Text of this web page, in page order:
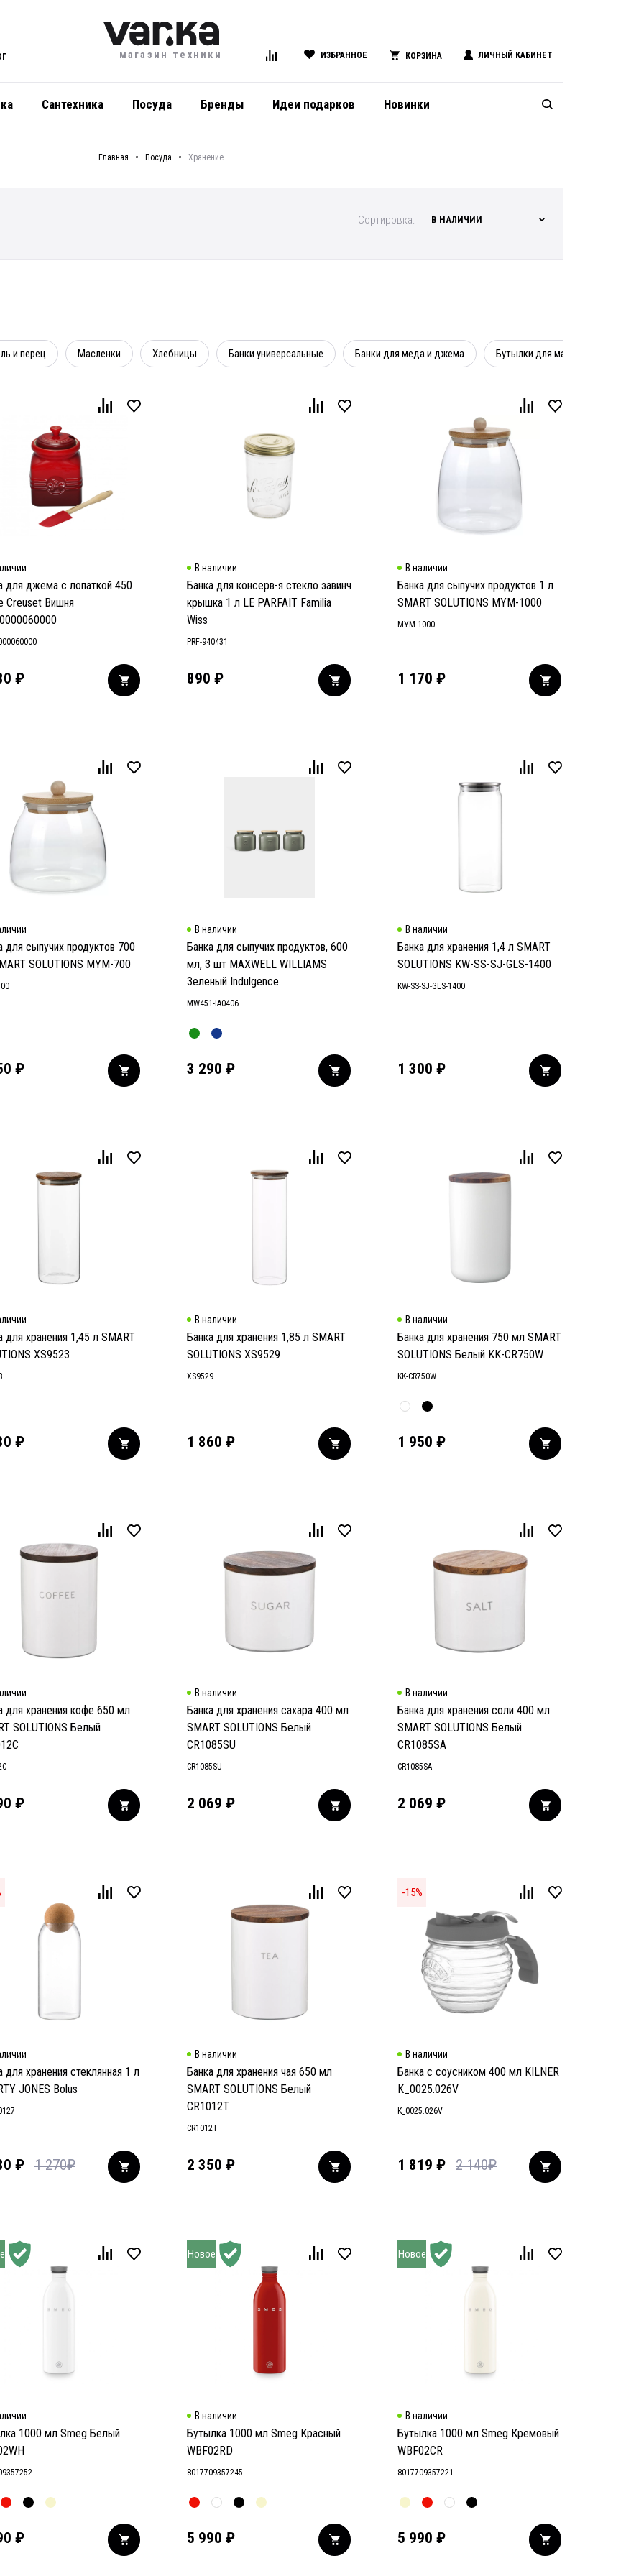
магазин техники ИЗБРАННОЕ КОРЗИНА ЛИЧНЫЙ КАБИНЕТ
Сантехника Посуда Бренды Идеи подарков Новинки
Главная Посуда Хранение
Сортировка: В НАЛИЧИИ
и перец Масленки Хлебницы Банки универсальные Банки для меда и джема Бутылки для масла и уксуса
для джема с лопаткой 450
Creuset Вишня
₽
В наличии
Банка для консерв-я стекло завинч
крышка 1 л LE PARFAIT Familia
Wiss
PRF-940431
890 ₽
В наличии
Банка для сыпучих продуктов 1 л
SMART SOLUTIONS MYM-1000
MYM-1000
1 170 ₽
для сыпучих продуктов 700
SOLUTIONS MYM-700
₽
В наличии
Банка для сыпучих продуктов, 600
мл, 3 шт MAXWELL WILLIAMS
Зеленый Indulgence
MW451-IA0406
3 290 ₽
В наличии
Банка для хранения 1,4 л SMART
SOLUTIONS KW-SS-SJ-GLS-1400
KW-SS-SJ-GLS-1400
1 300 ₽
для хранения 1,45 л SMART
XS9523
₽
В наличии
Банка для хранения 1,85 л SMART
SOLUTIONS XS9529
XS9529
1 860 ₽
В наличии
Банка для хранения 750 мл SMART
SOLUTIONS Белый KK-CR750W
KK-CR750W
1 950 ₽
для хранения кофе 650 мл
SOLUTIONS Белый
₽
В наличии
Банка для хранения сахара 400 мл
SMART SOLUTIONS Белый
CR1085SU
CR1085SU
2 069 ₽
В наличии
Банка для хранения соли 400 мл
SMART SOLUTIONS Белый
CR1085SA
CR1085SA
2 069 ₽
для хранения стеклянная 1 л
JONES Bolus
₽ 1 270₽
В наличии
Банка для хранения чая 650 мл
SMART SOLUTIONS Белый
CR1012T
CR1012T
2 350 ₽
-15%
В наличии
Банка с соусником 400 мл KILNER
K_0025.026V
K_0025.026V
1 819 ₽ 2 140₽
1000 мл Smeg Белый
₽
Новое
В наличии
Бутылка 1000 мл Smeg Красный
WBF02RD
8017709357245
5 990 ₽
Новое
В наличии
Бутылка 1000 мл Smeg Кремовый
WBF02CR
8017709357221
5 990 ₽